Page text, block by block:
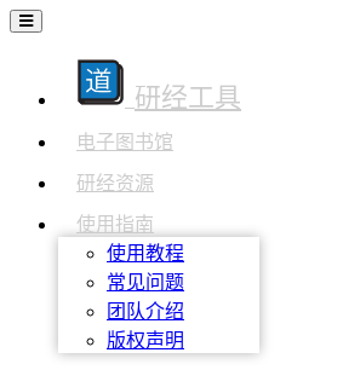
研经工具
电子图书馆
研经资源
使用指南
使用教程
常见问题
团队介绍
版权声明